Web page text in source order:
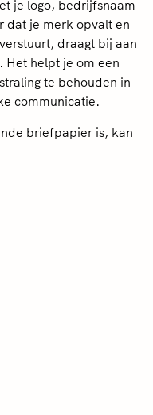
je logo, bedrijfsnaam
dat je merk opvalt en
draagt bij aan
helpt je om een
te behouden in
communicatie.
briefpapier is, kan